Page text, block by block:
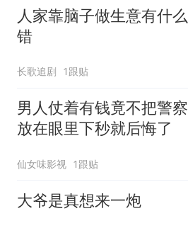
人家靠脑子做生意有什么
错
长歌追剧 1跟贴
男人仗着有钱竟不把警察
放在眼里下秒就后悔了
仙女味影视 1跟贴
大爷是真想来一炮